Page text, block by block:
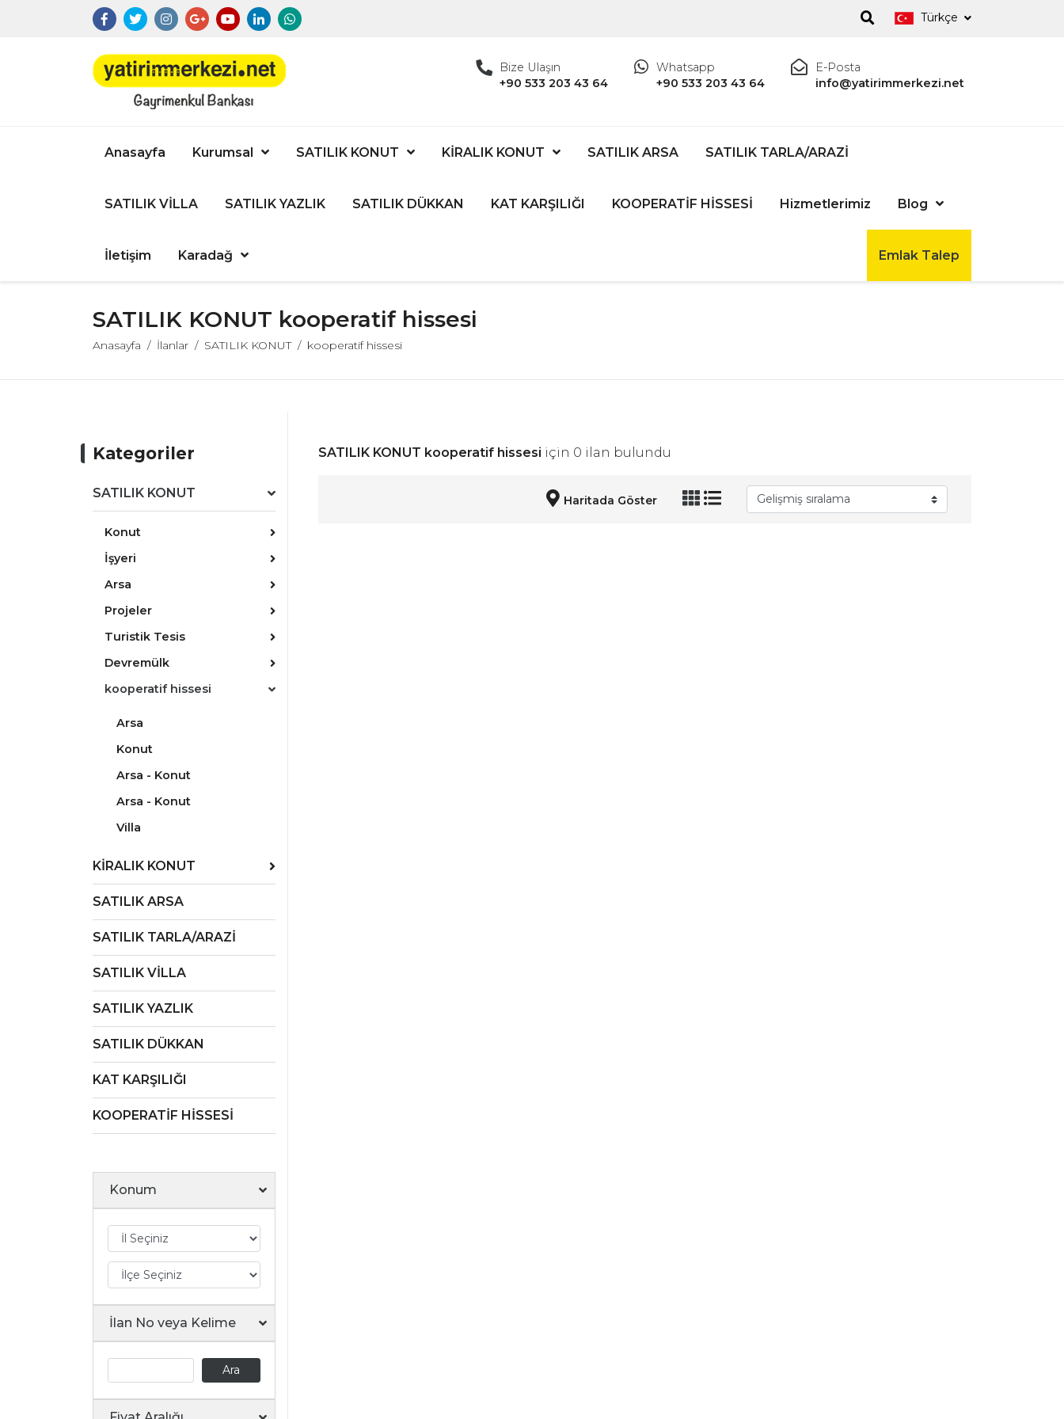
Türkçe
Bize Ulaşın
+90 533 203 43 64
Whatsapp
+90 533 203 43 64
E-Posta
info@yatirimmerkezi.net
Anasayfa Kurumsal SATILIK KONUT KİRALIK KONUT SATILIK ARSA SATILIK TARLA/ARAZİ
SATILIK VİLLA SATILIK YAZLIK SATILIK DÜKKAN KAT KARŞILIĞI KOOPERATİF HİSSESİ Hizmetlerimiz Blog
İletişim Emlak Talep
Karadağ
SATILIK KONUT kooperatif hissesi
Anasayfa İlanlar SATILIK KONUT kooperatif hissesi
Kategoriler
SATILIK KONUT
Konut
İşyeri
Arsa
Projeler
Turistik Tesis
Devremülk
kooperatif hissesi
Arsa
Konut
Arsa - Konut
Arsa - Konut
Villa
KİRALIK KONUT
SATILIK ARSA
SATILIK TARLA/ARAZİ
SATILIK VİLLA
SATILIK YAZLIK
SATILIK DÜKKAN
KAT KARŞILIĞI
KOOPERATİF HİSSESİ
Konum
İlan No veya Kelime
Ara
SATILIK KONUT kooperatif hissesi için 0 ilan bulundu
Haritada Göster